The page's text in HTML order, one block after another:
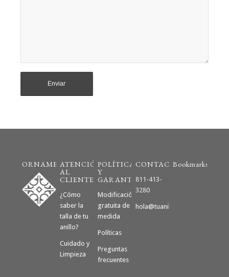
ORNAMENTOATENCIÓN
AL
CLIENTE
¿Cómo
saber la
talla de tu
anillo?
Cuidado y
Limpieza
POLÍTICAS
Y
GARANTÍAS
Modificación
gratuita de
medida
Políticas
Preguntas
frecuentes
CONTACTO
811-413-
3280
Bookmarks